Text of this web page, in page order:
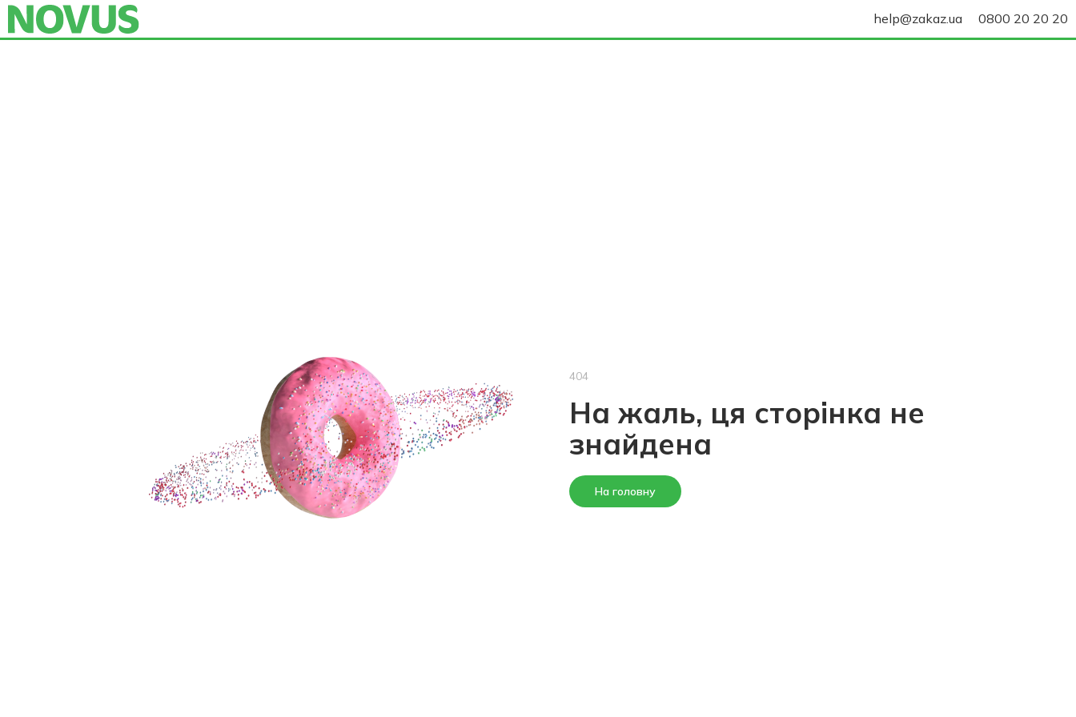
help@zakaz.ua 0800 20 20 20
404
На жаль, ця сторінка не
знайдена
На головну